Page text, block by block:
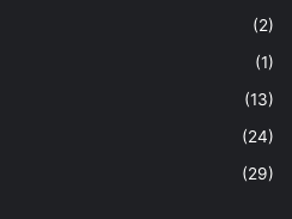
(2)
(1)
(13)
(24)
(29)